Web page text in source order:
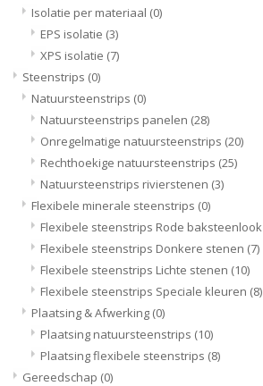
Isolatie per materiaal (0)
EPS isolatie (3)
XPS isolatie (7)
Steenstrips (0)
Natuursteenstrips (0)
Natuursteenstrips panelen (28)
Onregelmatige natuursteenstrips (20)
Rechthoekige natuursteenstrips (25)
Natuursteenstrips rivierstenen (3)
Flexibele minerale steenstrips (0)
Flexibele steenstrips Rode baksteenlook
Flexibele steenstrips Donkere stenen (7)
Flexibele steenstrips Lichte stenen (10)
Flexibele steenstrips Speciale kleuren (8)
Plaatsing & Afwerking (0)
Plaatsing natuursteenstrips (10)
Plaatsing flexibele steenstrips (8)
Gereedschap (0)